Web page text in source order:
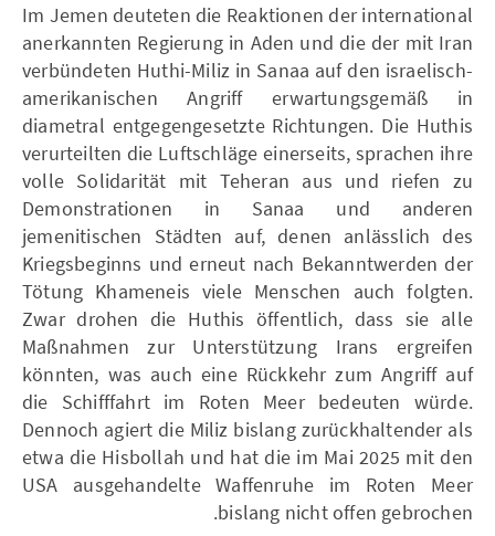
Im Jemen deuteten die Reaktionen der international
anerkannten Regierung in Aden und die der mit Iran
verbündeten Huthi-Miliz in Sanaa auf den israelisch-
amerikanischen Angriff erwartungsgemäß in
diametral entgegengesetzte Richtungen. Die Huthis
verurteilten die Luftschläge einerseits, sprachen ihre
volle Solidarität mit Teheran aus und riefen zu
Demonstrationen in Sanaa und anderen
jemenitischen Städten auf, denen anlässlich des
Kriegsbeginns und erneut nach Bekanntwerden der
Tötung Khameneis viele Menschen auch folgten.
Zwar drohen die Huthis öffentlich, dass sie alle
Maßnahmen zur Unterstützung Irans ergreifen
könnten, was auch eine Rückkehr zum Angriff auf
die Schifffahrt im Roten Meer bedeuten würde.
Dennoch agiert die Miliz bislang zurückhaltender als
etwa die Hisbollah und hat die im Mai 2025 mit den
USA ausgehandelte Waffenruhe im Roten Meer
bislang nicht offen gebrochen.